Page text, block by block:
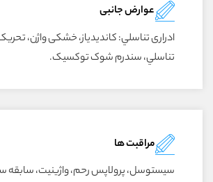
عوارض جانبی
ادرارى تناسلي: کانديدياز، خشکى واژن،
تناسلي، سندرم شوک توکسيک.
مراقبت ها
سيستوسل، پرولاپس رحم، واژينيت،